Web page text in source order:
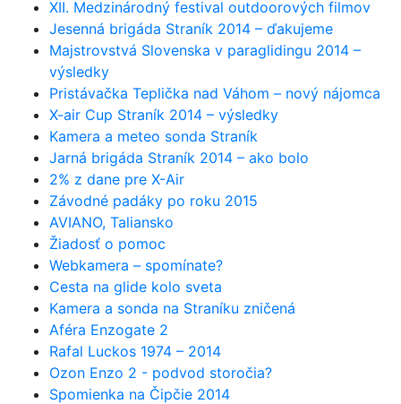
XII. Medzinárodný festival outdoorových filmov
Jesenná brigáda Straník 2014 – ďakujeme
Majstrovstvá Slovenska v paraglidingu 2014 –
výsledky
Pristávačka Teplička nad Váhom – nový nájomca
X-air Cup Straník 2014 – výsledky
Kamera a meteo sonda Straník
Jarná brigáda Straník 2014 – ako bolo
2% z dane pre X-Air
Závodné padáky po roku 2015
AVIANO, Taliansko
Žiadosť o pomoc
Webkamera – spomínate?
Cesta na glide kolo sveta
Kamera a sonda na Straníku zničená
Aféra Enzogate 2
Rafal Luckos 1974 – 2014
Ozon Enzo 2 - podvod storočia?
Spomienka na Čipčie 2014